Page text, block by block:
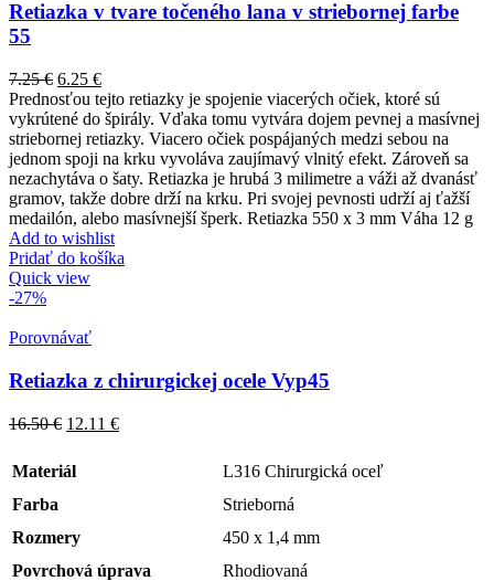
Retiazka v tvare točeného lana v striebornej farbe
55
7.25€ 6.25 €
Prednosťou tejto retiazky je spojenie viacerých očiek, ktoré sú
vykrútené do špirály. Vďaka tomu vytvára dojem pevnej a masívnej
striebornej retiazky. Viacero očiek pospájaných medzi sebou na
jednom spoji na krku vyvoláva zaujímavý vlnitý efekt. Zároveň sa
nezachytáva o šaty. Retiazka je hrubá 3 milimetre a váži až dvanásť
gramov, takže dobre drží na krku. Pri svojej pevnosti udrží aj ťažší
medailón, alebo masívnejší šperk. Retiazka 550 x 3 mm Váha 12 g
Add to wishlist
Pridať do košíka
Quick view
-27%
Porovnávať
Retiazka z chirurgickej ocele Vyp45
16.50€ 12.11 €
Materiál
L316 Chirurgická oceľ
Farba
Strieborná
Rozmery
450 x 1,4 mm
Povrchová úprava
Rhodiovaná